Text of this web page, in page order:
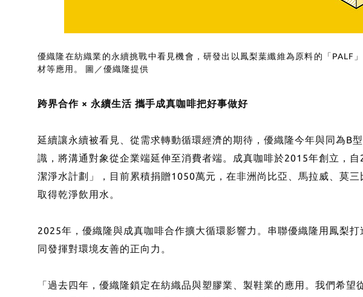
優織隆在紡織業的永續挑戰中看見機會，研發出以鳳梨葉纖維為原料的「PALF
材等應用。 圖／優織隆提供
跨界合作 × 永續生活 攜手成真咖啡把好事做好
延續讓永續被看見、從需求轉動循環經濟的期待，優織隆今年與同為B
識，將溝通對象從企業端延伸至消費者端。成真咖啡於2015年創立，
潔淨水計劃」，目前累積捐贈1050萬元，在非洲尚比亞、馬拉威、莫
取得乾淨飲用水。
2025年，優織隆與成真咖啡合作擴大循環影響力。串聯優織隆用鳳梨
同發揮對環境友善的正向力。
「過去四年，優織隆鎖定在紡織品與塑膠業、製鞋業的應用。我們希